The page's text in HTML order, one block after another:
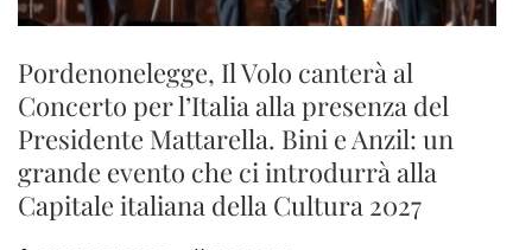
Pordenonelegge, Il Volo canterà al
Concerto per l’Italia alla presenza del
Presidente Mattarella. Bini e Anzil: un
grande evento che ci introdurrà alla
Capitale italiana della Cultura 2027